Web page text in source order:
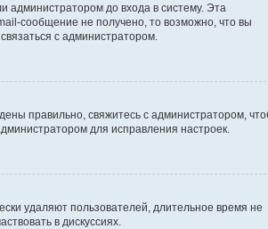
администратором до входа в систему. Эта
сообщение не получено, то возможно, что вы
с администратором.
правильно, свяжитесь с администратором,
для исправления настроек.
удаляют пользователей, длительное время не
в дискуссиях.